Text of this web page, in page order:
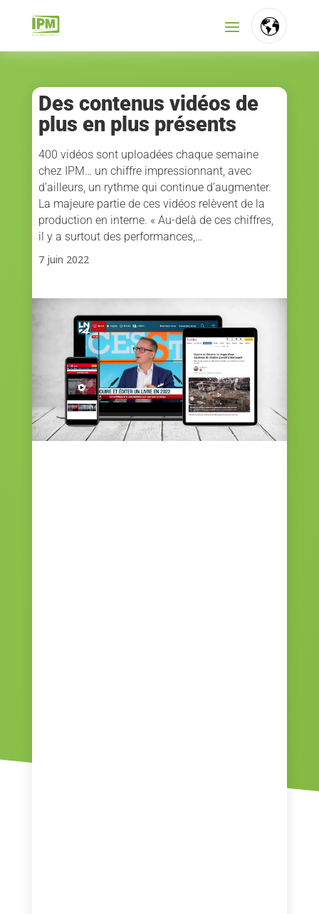
Des contenus vidéos de
plus en plus présents
400 vidéos sont uploadées chaque semaine
chez IPM… un chiffre impressionnant, avec
d’ailleurs, un rythme qui continue d’augmenter.
La majeure partie de ces vidéos relèvent de la
production en interne. « Au-delà de ces chiffres,
il y a surtout des performances,…
7 juin 2022